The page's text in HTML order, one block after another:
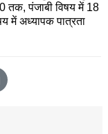
पंजाबी विषय में 18
में अध्यापक पात्रता